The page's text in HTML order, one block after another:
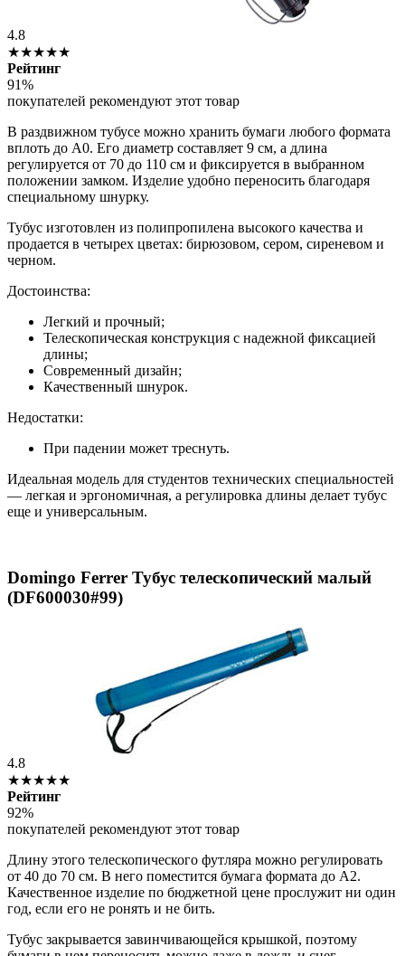
4.8
★★★★★
Рейтинг
91%
покупателей рекомендуют этот товар
В раздвижном тубусе можно хранить бумаги любого формата
вплоть до А0. Его диаметр составляет 9 см, а длина
регулируется от 70 до 110 см и фиксируется в выбранном
положении замком. Изделие удобно переносить благодаря
специальному шнурку.
Тубус изготовлен из полипропилена высокого качества и
продается в четырех цветах: бирюзовом, сером, сиреневом и
черном.
Достоинства:
Легкий и прочный;
Телескопическая конструкция с надежной фиксацией
длины;
Современный дизайн;
Качественный шнурок.
Недостатки:
При падении может треснуть.
Идеальная модель для студентов технических специальностей
— легкая и эргономичная, а регулировка длины делает тубус
еще и универсальным.
Domingo Ferrer Тубус телескопический малый
(DF600030#99)
4.8
★★★★★
Рейтинг
92%
покупателей рекомендуют этот товар
Длину этого телескопического футляра можно регулировать
от 40 до 70 см. В него поместится бумага формата до А2.
Качественное изделие по бюджетной цене прослужит ни один
год, если его не ронять и не бить.
Тубус закрывается завинчивающейся крышкой, поэтому